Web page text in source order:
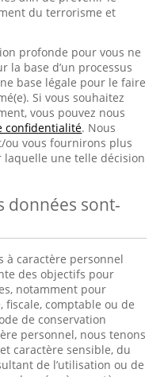
du terrorisme et
profonde pour vous ne
la base d’un processus
base légale pour le faire
Si vous souhaitez
vous pouvez nous
confidentialité. Nous
ou vous fournirons plus
laquelle une telle décision
données sont-
à caractère personnel
des objectifs pour
notamment pour
fiscale, comptable ou de
de conservation
personnel, nous tenons
caractère sensible, du
de l’utilisation ou de